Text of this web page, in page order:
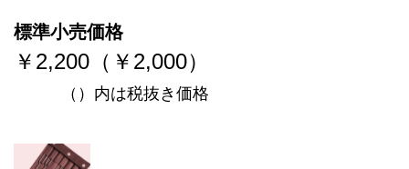
標準小売価格
￥2,200（￥2,000）
（）内は税抜き価格